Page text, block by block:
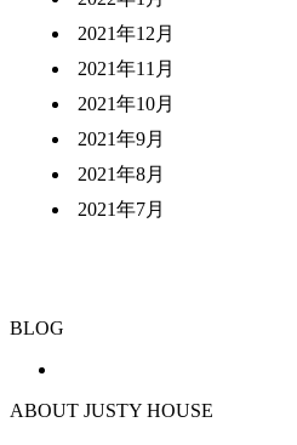
2021年12月
2021年11月
2021年10月
2021年9月
2021年8月
2021年7月
BLOG
ABOUT JUSTY HOUSE